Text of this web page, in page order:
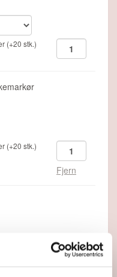
(+20 stk.)
(+20 stk.)
Fjern
8C Kit - 2 - 12 år og